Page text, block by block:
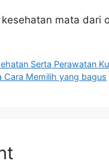
mata dari
Serta Perawatan
Cara Memilih yang bagus